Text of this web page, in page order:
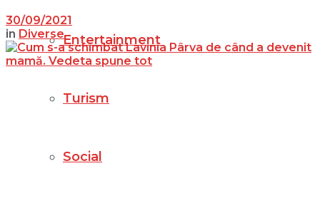
Entertainment
Turism
Social
30/09/2021
in Diverse